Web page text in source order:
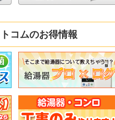
コムのお得情報